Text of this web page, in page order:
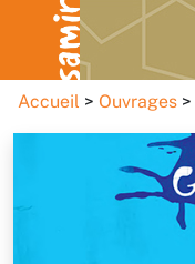
Accueil Ouvrages